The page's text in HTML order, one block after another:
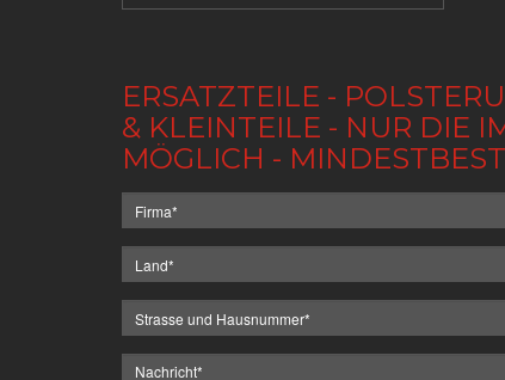
ERSATZTEILE -
& KLEINTEILE - NUR DIE
MÖGLICH -